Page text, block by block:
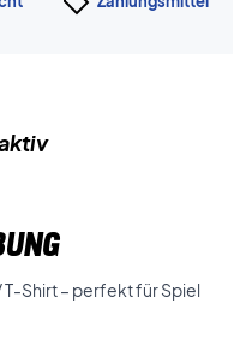
T-Shirt – perfekt für Spiel